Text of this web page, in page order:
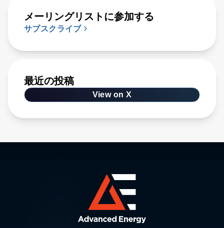
メーリングリストに参加する
サブスクライブ
最近の投稿
View on X